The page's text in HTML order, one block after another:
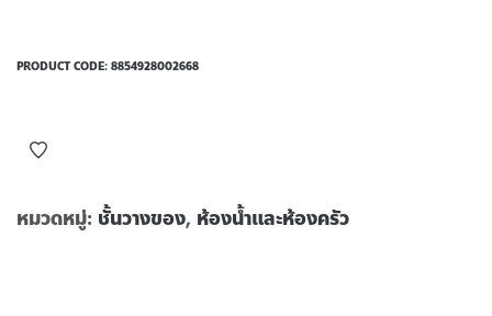
PRODUCT CODE: 8854928002668
หมวดหมู่: ชั้นวางของ, ห้องน้ำและห้องครัว